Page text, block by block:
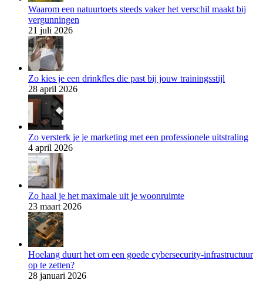
Waarom een natuurtoets steeds vaker het verschil maakt bij
vergunningen
21 juli 2026
Zo kies je een drinkfles die past bij jouw trainingsstijl
28 april 2026
Zo versterk je je marketing met een professionele uitstraling
4 april 2026
Zo haal je het maximale uit je woonruimte
23 maart 2026
Hoelang duurt het om een goede cybersecurity-infrastructuur
op te zetten?
28 januari 2026